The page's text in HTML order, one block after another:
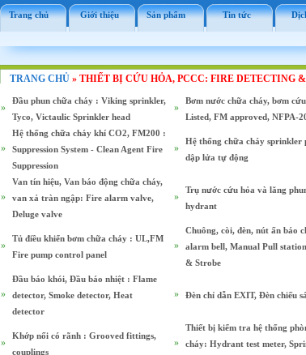
Trang chủ Giới thiệu Sản phẩm Tin tức
TRANG CHỦ» THIẾT BỊ CỨU HỎA, PCCC: FIRE DETECTING
»
Đầu phun chữa cháy : Viking sprinkler,
Tyco, Victaulic Sprinkler head
»
Bơm nước chữa cháy, bơm
Listed, FM approved, NFPA-
»
Hệ thống chữa cháy khí CO2, FM200 :
Suppression System - Clean Agent Fire
Suppression
»
Hệ thống chữa cháy sprinkler
dập lửa tự động
»
Van tín hiệu, Van báo động chữa cháy,
van xả tràn ngập: Fire alarm valve,
Deluge valve
»
Trụ nước cứu hỏa và lăng
hydrant
»
Tủ điều khiển bơm chữa cháy : UL,FM
Fire pump control panel
»
Chuông, còi, đèn, nút ấn báo
alarm bell, Manual Pull
& Strobe
»
Đầu báo khói, Đầu báo nhiệt : Flame
detector, Smoke detector, Heat
detector
» Đèn chỉ dẫn EXIT, Đèn chiếu
»
Khớp nối có rãnh : Grooved fittings,
couplings
»
Thiết bị kiểm tra hệ thống
cháy: Hydrant test meter,